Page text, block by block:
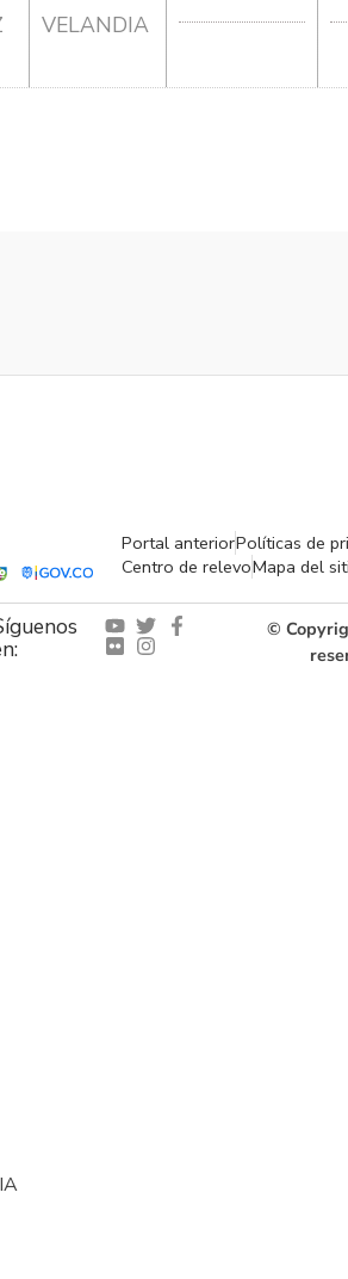
VELANDIA
Portal anteriorPolíticas de
Centro de relevoMapa del
©